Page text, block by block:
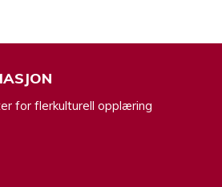
for flerkulturell opplæring